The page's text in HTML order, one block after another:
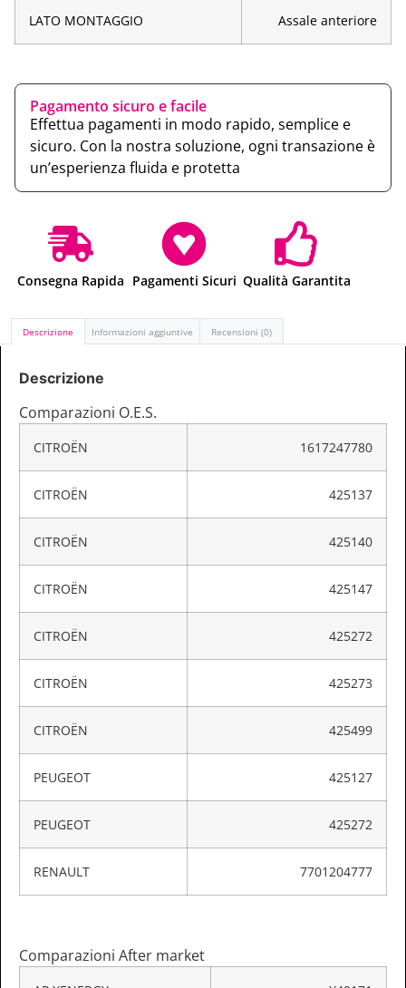
LATO MONTAGGIO Assale anteriore
Pagamento sicuro e facile
Effettua pagamenti in modo rapido, semplice e
sicuro. Con la nostra soluzione, ogni transazione è
un’esperienza fluida e protetta
Consegna Rapida Pagamenti Sicuri Qualità Garantita
Descrizione Informazioni aggiuntive Recensioni (0)
Descrizione
Comparazioni O.E.S.
CITROËN 1617247780
CITROËN 425137
CITROËN 425140
CITROËN 425147
CITROËN 425272
CITROËN 425273
CITROËN 425499
PEUGEOT 425127
PEUGEOT 425272
RENAULT 7701204777
Comparazioni After market